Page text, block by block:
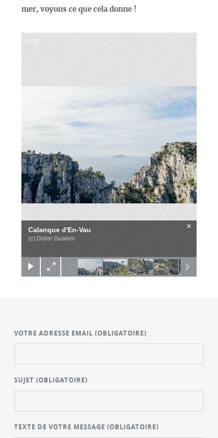
mer, voyons ce que cela donne !
Calanque d'En-Vau
(c) Didier Gualeni
×
1 / 23
VOTRE ADRESSE EMAIL(OBLIGATOIRE)
SUJET(OBLIGATOIRE)
TEXTE DE VOTRE MESSAGE(OBLIGATOIRE)